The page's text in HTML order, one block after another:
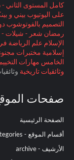
كامل المستوى الثاني -
على اليوتيوب بيني و
التصميم بالفوتوشوب
رمضان شعر - شيلات -
الإسلام علم الرياضة
إسلامية مختبرات
الخامس مهارات التخييم
وثائقيات تاريخية
صفحات
الصفحة الرئيسية
أقسام الموقع - Categories
الأرشيف - archive